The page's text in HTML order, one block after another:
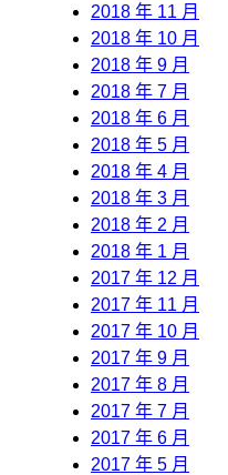
2018 年 11 月
2018 年 10 月
2018 年 9 月
2018 年 7 月
2018 年 6 月
2018 年 5 月
2018 年 4 月
2018 年 3 月
2018 年 2 月
2018 年 1 月
2017 年 12 月
2017 年 11 月
2017 年 10 月
2017 年 9 月
2017 年 8 月
2017 年 7 月
2017 年 6 月
2017 年 5 月